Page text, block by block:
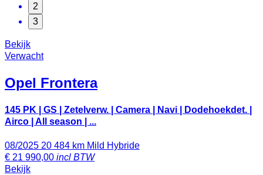
2
3
Bekijk
Verwacht
Opel Frontera
145 PK | GS | Zetelverw. | Camera | Navi | Dodehoekdet. |
Airco | All season | ...
08/2025 20 484 km Mild Hybride
€ 21 990,00 incl BTW
Bekijk